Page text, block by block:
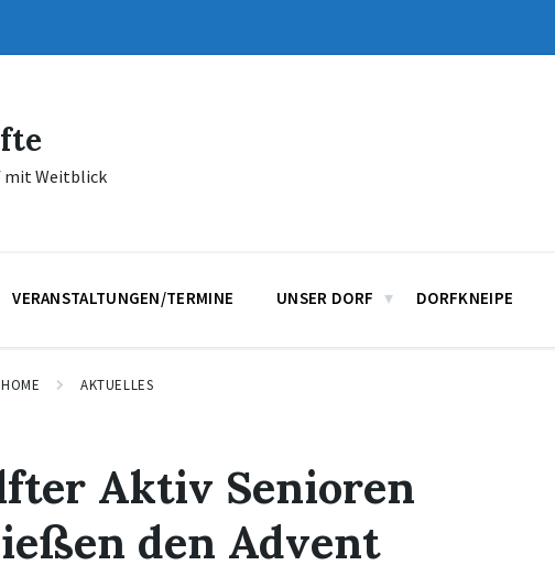
mit Weitblick
VERANSTALTUNGEN/TERMINE UNSER DORF DORFKNEIPE
HOME AKTUELLES
Aktiv Senioren
den Advent